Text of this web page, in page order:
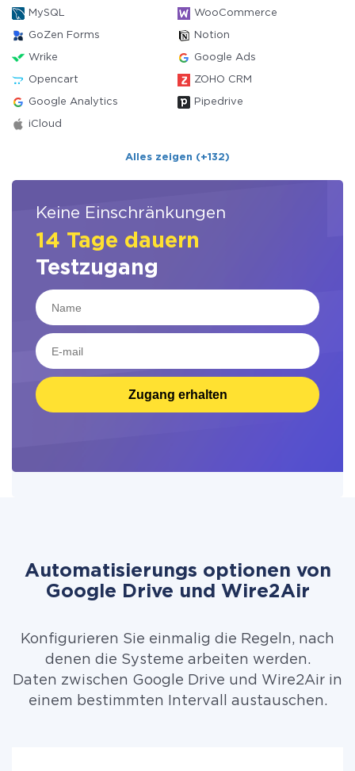
MySQL WooCommerce
GoZen Forms Notion
Wrike Google Ads
Opencart ZOHO CRM
Google Analytics Pipedrive
iCloud
Alles zeigen (+132)
Keine Einschränkungen
14 Tage dauern
Testzugang
Zugang erhalten
Automatisierungs optionen von
Google Drive und Wire2Air
Konfigurieren Sie einmalig die Regeln, nach
denen die Systeme arbeiten werden.
Daten zwischen Google Drive und Wire2Air in
einem bestimmten Intervall austauschen.